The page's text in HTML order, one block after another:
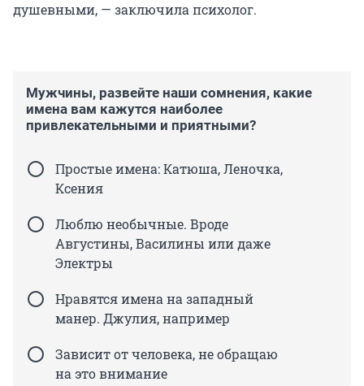
душевными, — заключила психолог.
Мужчины, развейте наши сомнения, какие
имена вам кажутся наиболее
привлекательными и приятными?
Простые имена: Катюша, Леночка,
Ксения
Люблю необычные. Вроде
Августины, Василины или даже
Электры
Нравятся имена на западный
манер. Джулия, например
Зависит от человека, не обращаю
на это внимание